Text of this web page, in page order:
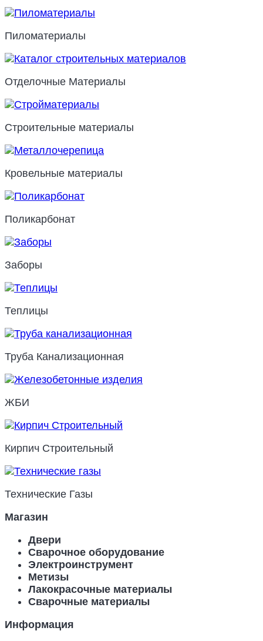
Пиломатериалы
Отделочные Материалы
Строительные материалы
Кровельные материалы
Поликарбонат
Заборы
Теплицы
Труба Канализационная
ЖБИ
Кирпич Строительный
Технические Газы
Магазин
Двери
Сварочное оборудование
Электроинструмент
Метизы
Лакокрасочные материалы
Сварочные материалы
Информация